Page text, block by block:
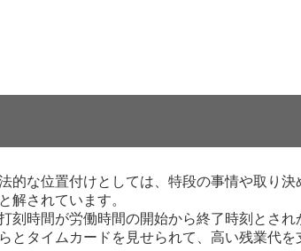
な位置付けとしては、特段の事情や取り
解されています。
時間が労働時間の開始から終了時刻とされ
タイムカードを見せられて、高い残業代